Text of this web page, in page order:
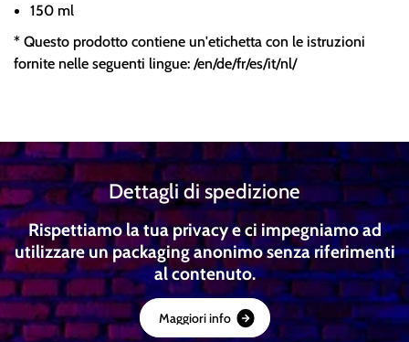
150 ml
* Questo prodotto contiene un'etichetta con le istruzioni
fornite nelle seguenti lingue: /en/de/fr/es/it/nl/
Dettagli di spedizione
Rispettiamo la tua privacy e ci impegniamo ad
utilizzare un packaging anonimo senza riferimenti
al contenuto.
Maggioriinfo